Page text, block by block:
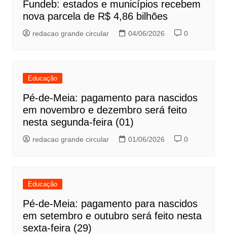
Fundeb: estados e municípios recebem
nova parcela de R$ 4,86 bilhões
redacao grande circular 04/06/2026 0
Educação
Pé-de-Meia: pagamento para nascidos
em novembro e dezembro será feito
nesta segunda-feira (01)
redacao grande circular 01/06/2026 0
Educação
Pé-de-Meia: pagamento para nascidos
em setembro e outubro será feito nesta
sexta-feira (29)